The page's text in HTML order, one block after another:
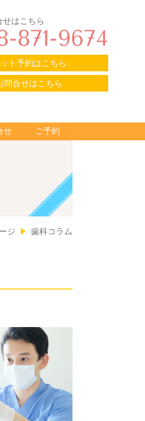
せはこちら
871-9674
ト予約はこちら
問合せはこちら
せ ご予約
ジ 歯科コラム